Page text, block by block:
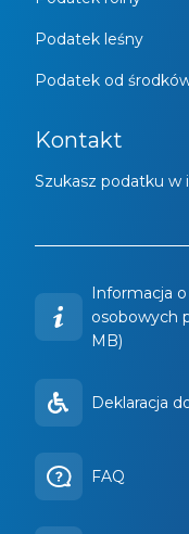
Podatek leśny
Podatek od
Kontakt
Szukasz podatku w
Informacja
osobowych
MB)
Deklaracja
FAQ